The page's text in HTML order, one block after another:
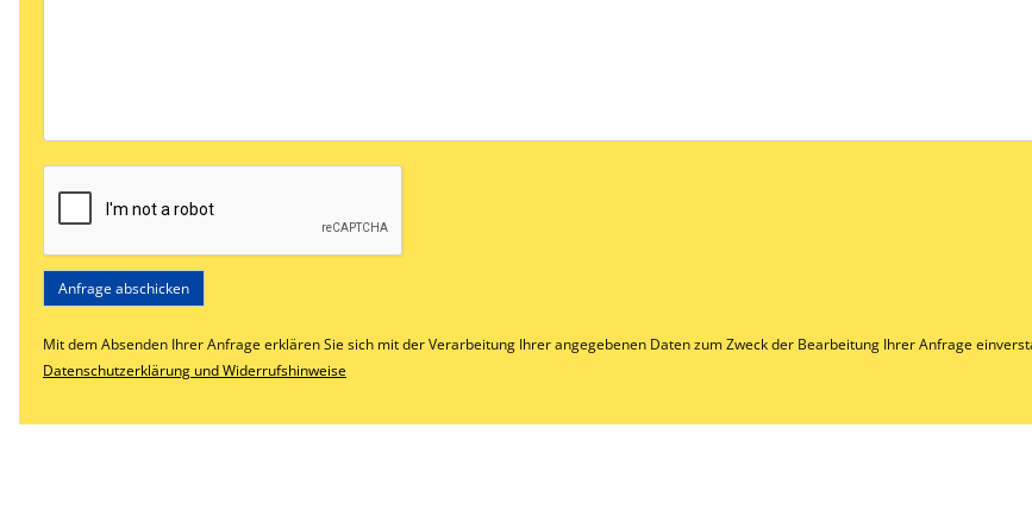
Mit dem Absenden Ihrer Anfrage erklären Sie sich mit der Verarbeitung Ihrer angegebenen Daten zum Zweck der Bearbeitung Ihrer Anfrage
Datenschutzerklärung und Widerrufshinweise